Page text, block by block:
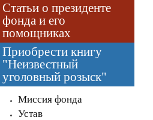
Статьи о президенте
фонда и его
помощниках
Приобрести книгу
"Неизвестный
уголовный розыск"
Миссия фонда
Устав